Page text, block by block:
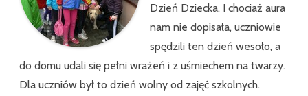
Dzień Dziecka. I chociaż aura
nam nie dopisała, uczniowie
spędzili ten dzień wesoło, a
do domu udali się pełni wrażeń i z uśmiechem na twarzy.
Dla uczniów był to dzień wolny od zajęć szkolnych.